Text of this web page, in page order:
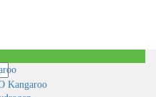
Kangaroo